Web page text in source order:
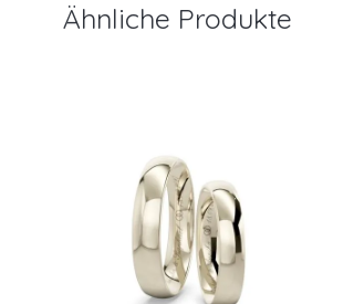
Ähnliche Produkte